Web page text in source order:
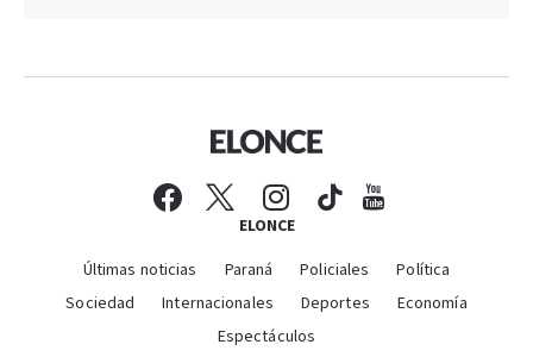
ELONCE
Últimas noticias Paraná Policiales
Política
Sociedad
Internacionales Deportes
Economía
Espectáculos